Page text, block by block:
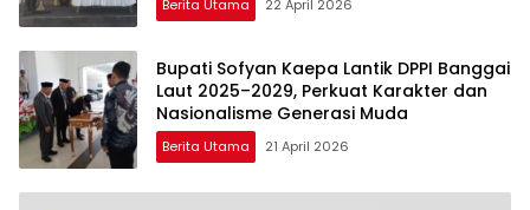
Berita Utama 22 April 2026
Bupati Sofyan Kaepa Lantik DPPI Banggai
Laut 2025–2029, Perkuat Karakter dan
Nasionalisme Generasi Muda
Berita Utama 21 April 2026